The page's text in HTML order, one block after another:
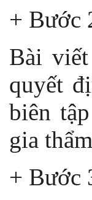
+ Bước
Bài
quyết
biên
gia
+ Bước